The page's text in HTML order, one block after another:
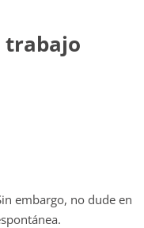
trabajo
embargo, no dude en